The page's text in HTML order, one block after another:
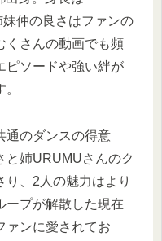
仲の良さはファンの
くさんの動画でも頻
ピソードや強い絆が
通のダンスの得意
と姉URUMUさんのク
り、2人の魅力はより
ープが解散した現在
ァンに愛されてお